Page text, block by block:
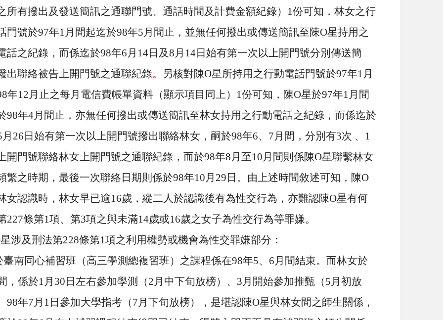
所有撥出及發送簡訊之通聯門號、通話時間及計費金額紀錄） 1份可知，林女之行
門號於97年1 月間起迄於98年5 月間止，並無任何撥出或傳送簡訊至陳O星持用之
話之紀錄，而係迄於98年6 月 14日及8 月 14日始有第一次以上開門號分別傳送簡
出聯絡被告上開門號之通聯紀錄。 另核對陳O星所持用之行動電話門號於97年1 月
年12 月止之每月電信費帳單資料（顯示項目同上） 1份可知，陳O星於97年1 月間
98年4月間止，亦無任何撥出或傳送簡訊至林女持用之行動電話之紀錄，而係迄於
月 26 日始有第一次以上開門號撥出聯絡林女，嗣於98年6、 7 月間，分別有3次 、 1
開門號聯絡林女上開門號之通聯紀錄，而於98年8 月至10 月間則係陳O星聯繫林女
繁之時期，最後一次聯絡日期則係於98年10 月 29 日。由上述時間敘述可知，陳O
女認識時，林女早已逾16歲，縱二人於認識後有為性交行為，亦難認陳O星有何
227條第1項、第3項之與未滿14歲或16歲之女子為性交行為等罪嫌。
星涉及刑法第228條第1項之利用權勢或機會為性交罪嫌部分：
臺南同心補習班（高三學測總複習班）之課程係在98年5、 6 月間結束。而林女於
，係於1 月 30 日左右參加學測（2 月中下旬放榜）、 3 月開始參加推甄（5 月初放
98年7 月 1 日參加大學指考（7 月下旬放榜），是堪認陳O星與林女間之師生關係，